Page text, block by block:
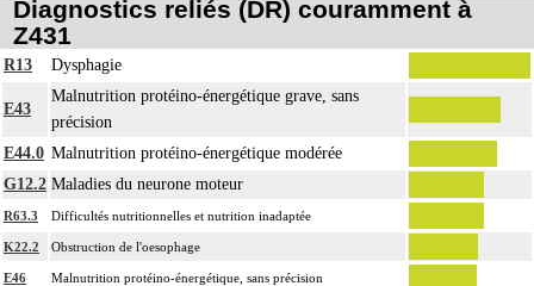
Diagnostics reliés (DR) couramment à
Z431
R13 Dysphagie
E43
Malnutrition protéino-énergétique grave, sans
précision
E44.0 Malnutrition protéino-énergétique modérée
G12.2 Maladies du neurone moteur
R63.3 Difficultés nutritionnelles et nutrition inadaptée
K22.2 Obstruction de l'oesophage
E46 Malnutrition protéino-énergétique, sans précision